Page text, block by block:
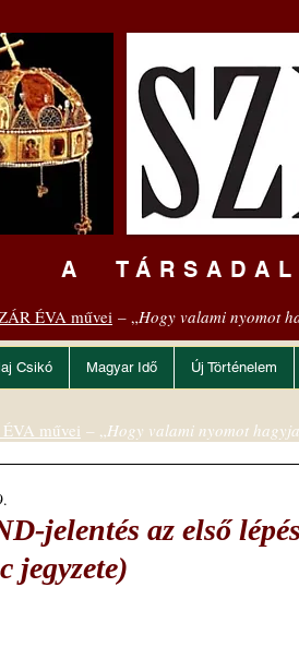
A
ÉVA művei – „Hogy valami nyomot
Csikó Magyar Idő Új Történelem
jelentés az első
jegyzete)
művei – „Hogy valami nyomot